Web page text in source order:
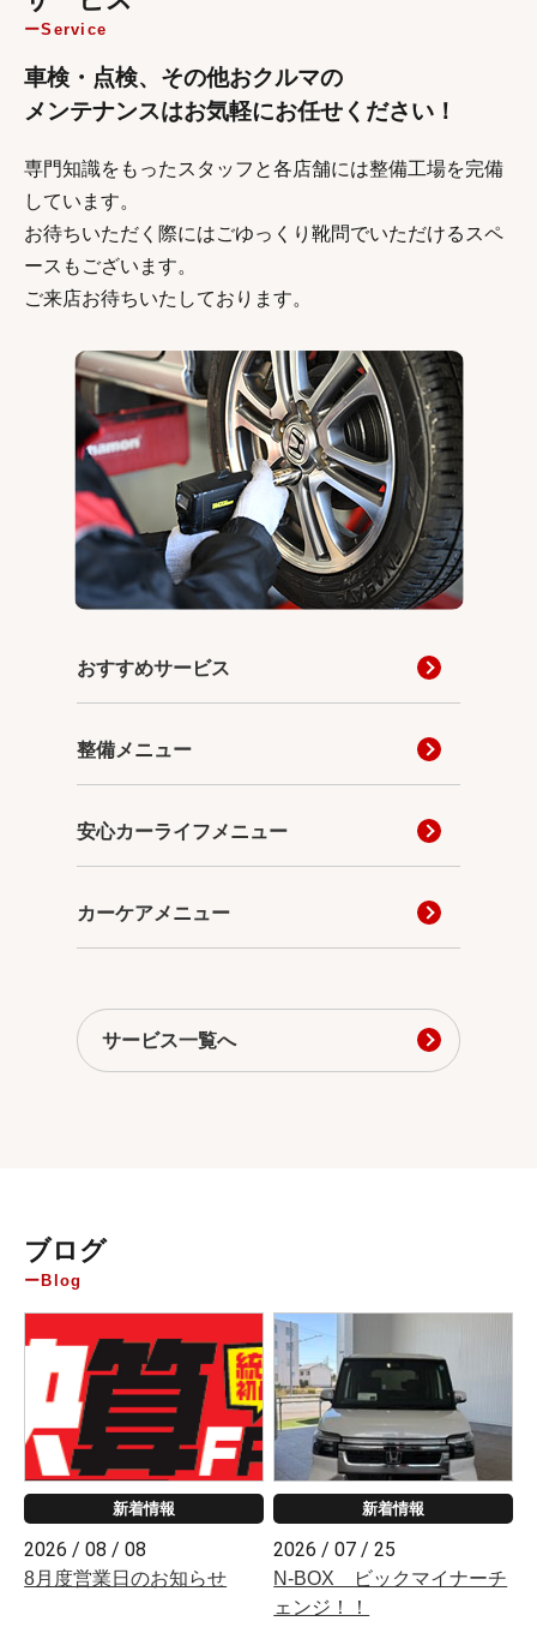
Service
車検・点検、その他おクルマの
メンテナンスはお気軽にお任せください！
専門知識をもったスタッフと各店舗には整備工場を完備
しています。
お待ちいただく際にはごゆっくり靴問でいただけるスペ
ースもございます。
ご来店お待ちいたしております。
おすすめサービス
整備メニュー
安心カーライフメニュー
カーケアメニュー
サービス一覧へ
ブログ
Blog
新着情報
2026 / 08 / 08
8月度営業日のお知らせ
新着情報
2026 / 07 / 25
N-BOX ビックマイナーチ
ェンジ！！